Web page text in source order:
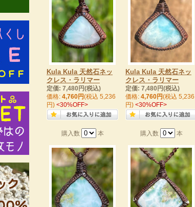
Kula Kula 天然石ネッ
クレス・ラリマー
定価: 7,480円(税込)
価格: 4,760円(税込 5,236
円) <30%OFF>
購入数 本
Kula Kula 天然石ネッ
クレス・ラリマー
定価: 7,480円(税込)
価格: 4,760円(税込 5,236
円) <30%OFF>
購入数 本